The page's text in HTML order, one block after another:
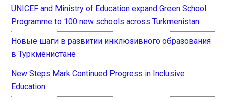
UNICEF and Ministry of Education expand Green School
Programme to 100 new schools across Turkmenistan
Новые шаги в развитии инклюзивного образования
в Туркменистане
New Steps Mark Continued Progress in Inclusive
Education